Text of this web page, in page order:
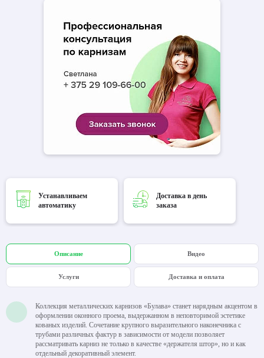
Устанавливаем
автоматику
Доставка в день
заказа
Описание Видео
Услуги Доставка и оплата
Коллекция металлических карнизов «Булава» станет нарядным акцентом в
оформлении оконного проема, выдержанном в неповторимой эстетике
кованых изделий. Сочетание крупного выразительного наконечника с
трубами различных фактур в зависимости от модели позволяет
рассматривать карниз не только в качестве «держателя штор», но и как
отдельный декоративный элемент.